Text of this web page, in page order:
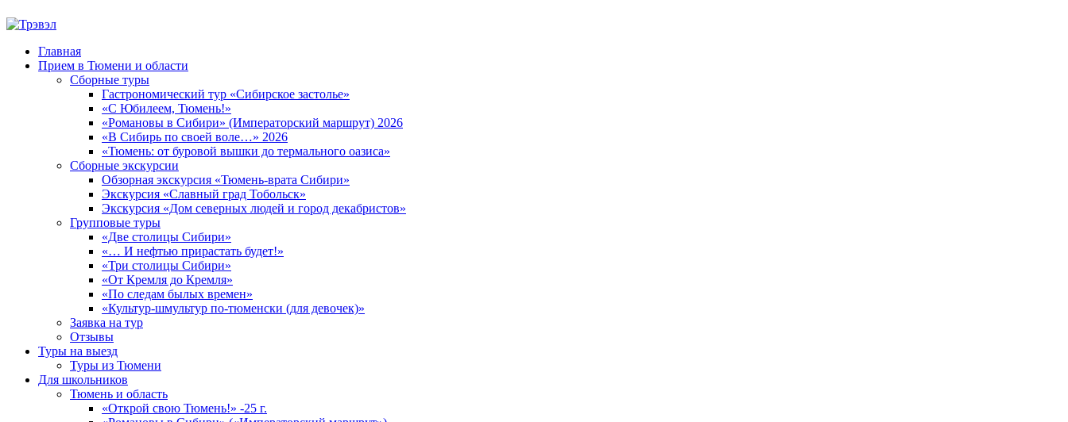
Главная
Прием в Тюмени и области
Сборные туры
Гастрономический тур «Сибирское застолье»
«С Юбилеем, Тюмень!»
«Романовы в Сибири» (Императорский маршрут) 2026
«В Сибирь по своей воле…» 2026
«Тюмень: от буровой вышки до термального оазиса»
Сборные экскурсии
Обзорная экскурсия «Тюмень-врата Сибири»
Экскурсия «Славный град Тобольск»
Экскурсия «Дом северных людей и город декабристов»
Групповые туры
«Две столицы Сибири»
«… И нефтью прирастать будет!»
«Три столицы Сибири»
«От Кремля до Кремля»
«По следам былых времен»
«Культур-шмультур по-тюменски (для девочек)»
Заявка на тур
Отзывы
Туры на выезд
Туры из Тюмени
Для школьников
Тюмень и область
«Открой свою Тюмень!» -25 г.